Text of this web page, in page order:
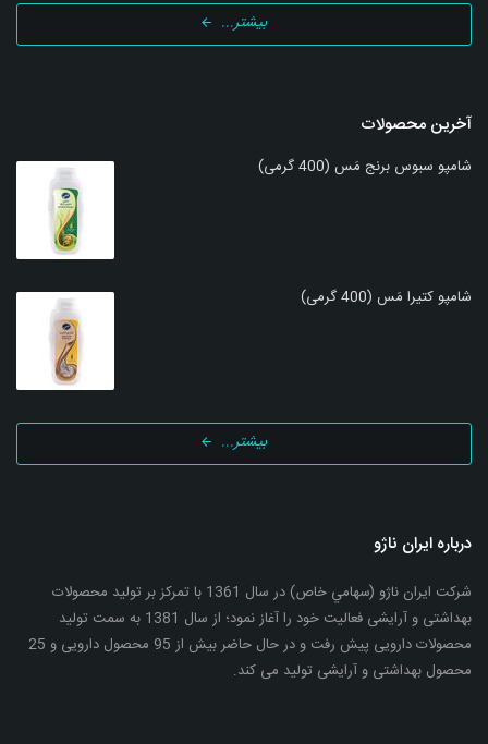
بیشتر...
آخرین محصولات
شامپو سبوس برنج مَس (400 گرمی)
شامپو کتیرا مَس (400 گرمی)
بیشتر...
درباره ایران ناژو
شرکت ایران ناژو (سهامي خاص) در سال 1361 با تمرکز بر تولید محصولات
بهداشتی و آرایشی فعالیت خود را آغاز نمود؛ از سال 1381 به سمت تولید
محصولات دارویی پیش رفت و در حال حاضر بیش از 95 محصول دارویی و 25
محصول بهداشتی و آرایشی تولید می کند.